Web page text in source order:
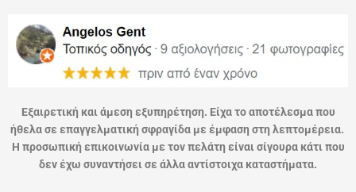
Εξαιρετική και άμεση εξυπηρέτηση. Είχα το αποτέλεσμα που
ήθελα σε επαγγελματική σφραγίδα με έμφαση στη λεπτομέρεια.
Η προσωπική επικοινωνία με τον πελάτη είναι σίγουρα κάτι που
δεν έχω συναντήσει σε άλλα αντίστοιχα καταστήματα.